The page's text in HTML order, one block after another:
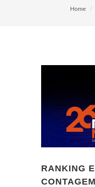
Home
RANKING